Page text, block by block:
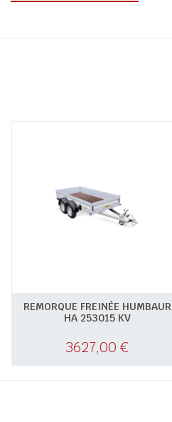
REMORQUE FREINÉE HUMBAUR
HA 253015 KV
3627,00€